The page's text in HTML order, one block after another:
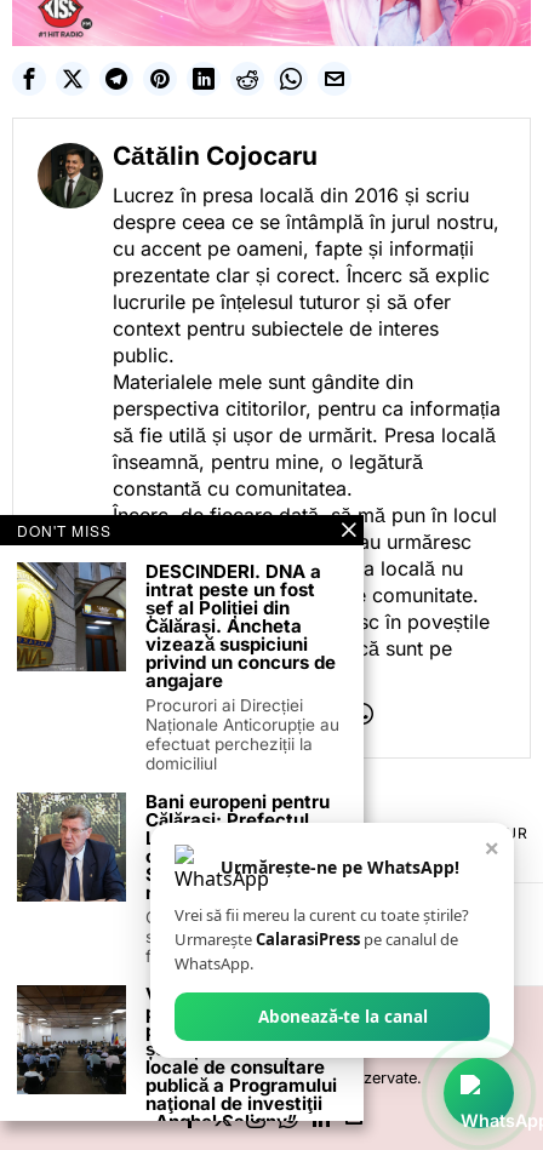
Cătălin Cojocaru
Lucrez în presa locală din 2016 și scriu
despre ceea ce se întâmplă în jurul nostru,
cu accent pe oameni, fapte și informații
prezentate clar și corect. Încerc să explic
lucrurile pe înțelesul tuturor și să ofer
context pentru subiectele de interes
public.
Materialele mele sunt gândite din
perspectiva cititorilor, pentru ca informația
să fie utilă și ușor de urmărit. Presa locală
înseamnă, pentru mine, o legătură
constantă cu comunitatea.
Încerc, de fiecare dată, să mă pun în locul
celor care citesc, privesc sau urmăresc
ceea ce fac. Pentru că presa locală nu
este despre mine, ci despre comunitate.
Iar dacă oamenii se regăsesc în poveștile
pe care le spun, înseamnă că sunt pe
drumul bun.
TERMENI ȘI CONDIȚII
POLITICA DE ANULARE & RETUR
PUBLICITATE ONLINE & TIPĂRITĂ
CONTACT
ZIARUL ANUNȚUL CĂLĂRĂȘEAN
© 2026- Toate drepturile sunt rezervate.
×
Urmărește-ne pe WhatsApp!
Vrei să fii mereu la curent cu toate știrile?
UrmareșteCalarasiPress pe canalul de
WhatsApp.
Abonează-te la canal
DON'T MISS
DESCINDERI. DNA a
intrat peste un fost
șef al Poliției din
Călărași. Ancheta
vizează suspiciuni
privind un concurs de
angajare
Procurori ai Direcției
Naționale Anticorupție au
efectuat percheziții la
domiciliul
Bani europeni pentru
Călărași: Prefectul
Laurențiu State anunță
colaborarea cu ADR
Sud-Muntenia pentru
noi finanțări
Călărașul se pregătește
să intre pe harta
finanțărilor europene, cu
Vasile Iliuță a
participat, alături de
primarii județului, la
ședința autorităților
locale de consultare
publică a Programului
naţional de investiţii
„Anghel Saligny”,